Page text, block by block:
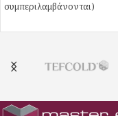
συμπεριλαμβάνονται)